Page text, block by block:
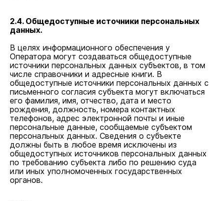
2.4. Общедоступные источники персональных
данных.
В целях информационного обеспечения у
Оператора могут создаваться общедоступные
источники персональных данных субъектов, в том
числе справочники и адресные книги. В
общедоступные источники персональных данных с
письменного согласия субъекта могут включаться
его фамилия, имя, отчество, дата и место
рождения, должность, номера контактных
телефонов, адрес электронной почты и иные
персональные данные, сообщаемые субъектом
персональных данных. Сведения о субъекте
должны быть в любое время исключены из
общедоступных источников персональных данных
по требованию субъекта либо по решению суда
или иных уполномоченных государственных
органов.